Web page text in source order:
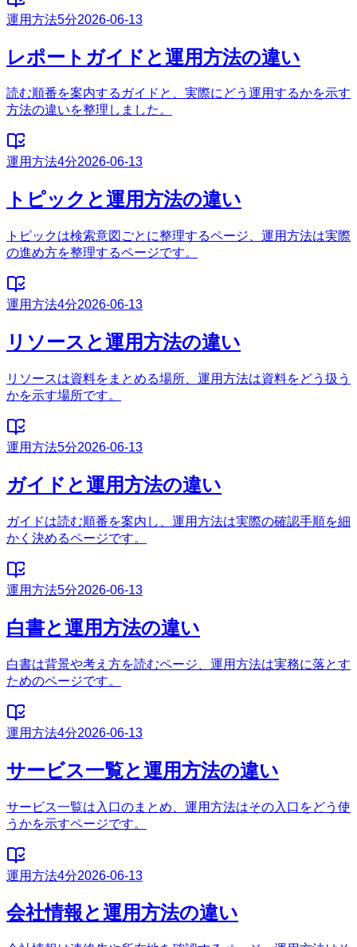
運用方法5分2026-06-13
レポートガイドと運用方法の違い
読む順番を案内するガイドと、実際にどう運用するかを示す
方法の違いを整理しました。
運用方法4分2026-06-13
トピックと運用方法の違い
トピックは検索意図ごとに整理するページ、運用方法は実際
の進め方を整理するページです。
運用方法4分2026-06-13
リソースと運用方法の違い
リソースは資料をまとめる場所、運用方法は資料をどう扱う
かを示す場所です。
運用方法5分2026-06-13
ガイドと運用方法の違い
ガイドは読む順番を案内し、運用方法は実際の確認手順を細
かく決めるページです。
運用方法5分2026-06-13
白書と運用方法の違い
白書は背景や考え方を読むページ、運用方法は実務に落とす
ためのページです。
運用方法4分2026-06-13
サービス一覧と運用方法の違い
サービス一覧は入口のまとめ、運用方法はその入口をどう使
うかを示すページです。
運用方法4分2026-06-13
会社情報と運用方法の違い